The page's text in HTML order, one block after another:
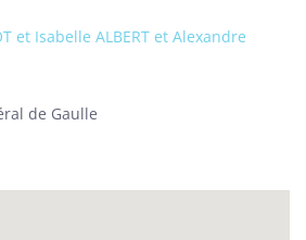
et Isabelle ALBERT et Alexandre
de Gaulle